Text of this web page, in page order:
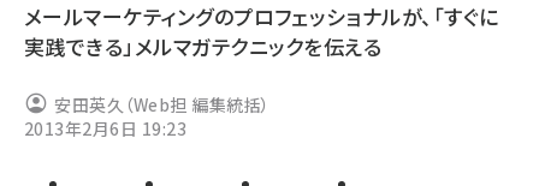
ai (2807)
note (2312)
メールマーケティングのプロフェッショナルが、「すぐに
実践できる」メルマガテクニックを伝える
安田英久（Web担 編集統括）
2013年2月6日 19:23